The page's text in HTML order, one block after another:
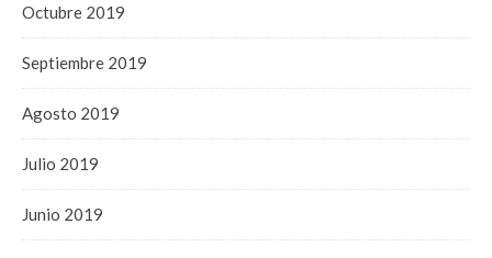
Octubre 2019
Septiembre 2019
Agosto 2019
Julio 2019
Junio 2019